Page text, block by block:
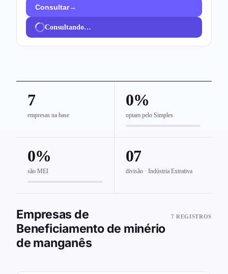
Consultar→
Consultando…
7
empresas na base
0%
optam pelo Simples
0%
são MEI
07
divisão · Indústria Extrativa
Empresas de
Beneficiamento de minério
de manganês
7 REGISTROS